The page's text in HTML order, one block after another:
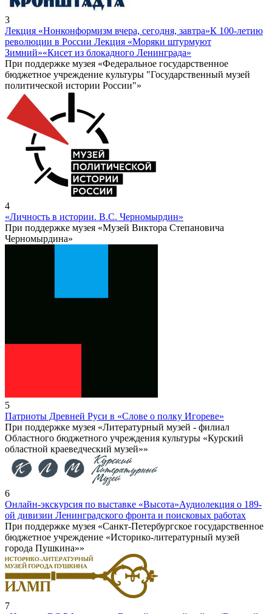
3
Лекция «Нонконформизм вчера, сегодня, завтра»К 100-летию
революции в России Лекция «Моряки штурмуют
Зимний»«Кисет из блокадного Ленинграда»
При поддержке музея «Федеральное государственное
бюджетное учреждение культуры "Государственный музей
политической истории России"»
4
«Личность в истории. В.С. Черномырдин»
При поддержке музея «Музей Виктора Степановича
Черномырдина»
5
Патриоты Древней Руси в «Слове о полку Игореве»
При поддержке музея «Литературный музей - филиал
Областного бюджетного учреждения культуры «Курский
областной краеведческий музей»»
6
Онлайн-экскурсия по выставке «Высота»Аудиолекция о 189-
ой дивизии Ленинградского фронта и поисковых работах
При поддержке музея «Санкт-Петербургское государственное
бюджетное учреждение «Историко-литературный музей
города Пушкина»»
7